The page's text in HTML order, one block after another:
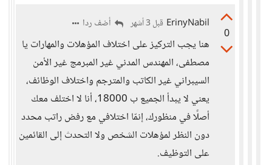
0
ErinyNabil قبل 3 أشهر أضف ردا
هنا يجب التركيز على اختلاف المؤهلات والمهارات يا
مصطفى، المهندس المدني غير المبرمج غير الأمن
السيبراني غير الكاتب والمترجم واختلاف الوظائف،
يعني لا يبدأ الجميع ب 18000، أنا لا اختلف معك
أصلًا في منظورك، إنمّا اختلافي مع رفض راتب محدد
دون النظر لمؤهلات الشخص ولا التحدث إلى القائمين
على التوظيف.